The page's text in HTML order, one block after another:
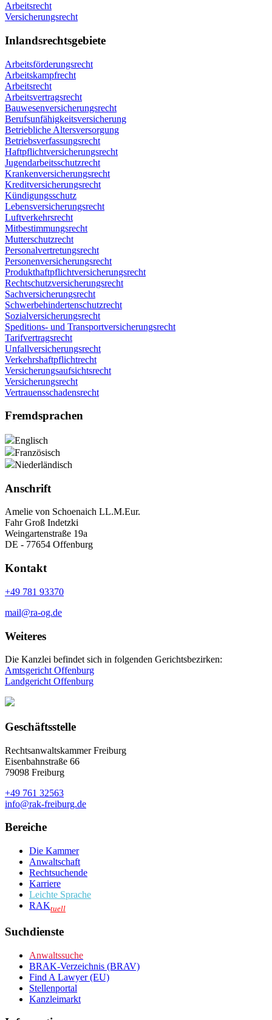
Arbeitsrecht
Versicherungsrecht
Inlandsrechtsgebiete
Arbeitsförderungsrecht
Arbeitskampfrecht
Arbeitsrecht
Arbeitsvertragsrecht
Bauwesenversicherungsrecht
Berufsunfähigkeitsversicherung
Betriebliche Altersversorgung
Betriebsverfassungsrecht
Haftpflichtversicherungsrecht
Jugendarbeitsschutzrecht
Krankenversicherungsrecht
Kreditversicherungsrecht
Kündigungsschutz
Lebensversicherungsrecht
Luftverkehrsrecht
Mitbestimmungsrecht
Mutterschutzrecht
Personalvertretungsrecht
Personenversicherungsrecht
Produkthaftpflichtversicherungsrecht
Rechtschutzversicherungsrecht
Sachversicherungsrecht
Schwerbehindertenschutzrecht
Sozialversicherungsrecht
Speditions- und Transportversicherungsrecht
Tarifvertragsrecht
Unfallversicherungsrecht
Verkehrshaftpflichtrecht
Versicherungsaufsichtsrecht
Versicherungsrecht
Vertrauensschadensrecht
Fremdsprachen
Englisch
Französisch
Niederländisch
Anschrift
Amelie von Schoenaich LL.M.Eur.
Fahr Groß Indetzki
Weingartenstraße 19a
DE - 77654 Offenburg
Kontakt
+49 781 93370
mail@ra-og.de
Weiteres
Die Kanzlei befindet sich in folgenden Gerichtsbezirken:
Amtsgericht Offenburg
Landgericht Offenburg
Geschäftsstelle
Rechtsanwaltskammer Freiburg
Eisenbahnstraße 66
79098 Freiburg
+49 761 32563
info@rak-freiburg.de
Bereiche
Die Kammer
Anwaltschaft
Rechtsuchende
Karriere
Leichte Sprache
RAKtuell
Suchdienste
Anwaltssuche
BRAK-Verzeichnis (BRAV)
Find A Lawyer (EU)
Stellenportal
Kanzleimarkt